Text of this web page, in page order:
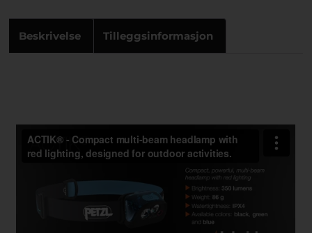
Beskrivelse Tilleggsinformasjon